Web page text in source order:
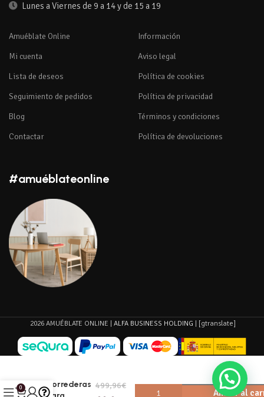
Lunes a Viernes de 9 a 14 y de 15 a 19
Amuéblate Online
Mi cuenta
Lista de deseos
Seguimiento de pedidos
Blog
Contactar
Información
Aviso legal
Política de cookies
Política de privacidad
Términos y condiciones
Política de devoluciones
#amuéblateonline
2026 AMUÉBLATE ONLINE | ALFA BUSINESS HOLDING | [gtranslate]
Armario
correderas 499,96€
Añadir al
0